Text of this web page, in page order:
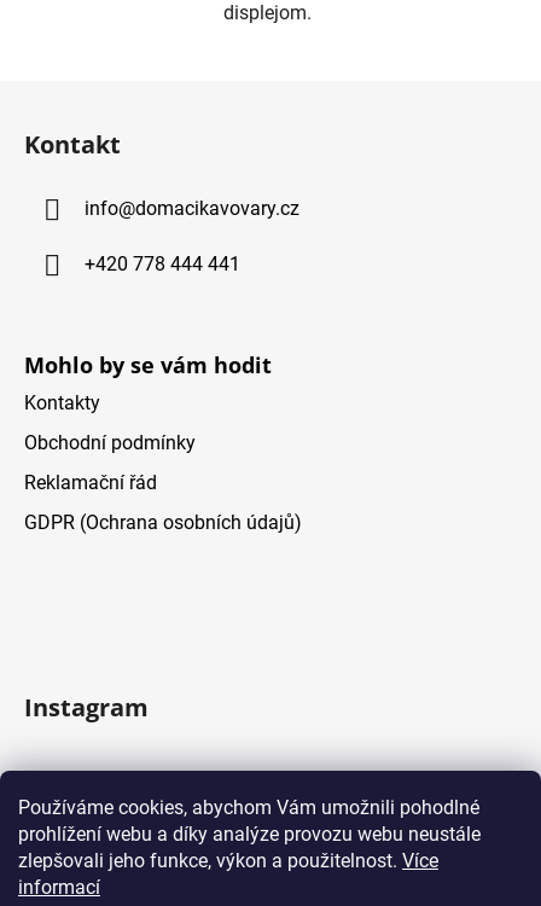
Používáme cookies, abychom Vám umožnili pohodlné
prohlížení webu a díky analýze provozu webu neustále
zlepšovali jeho funkce, výkon a použitelnost. Více
informací
displejom.
Kontakt
info@domacikavovary.cz
+420 778 444 441
Mohlo by se vám hodit
Kontakty
Obchodní podmínky
Reklamační řád
GDPR (Ochrana osobních údajů)
Instagram
Facebook